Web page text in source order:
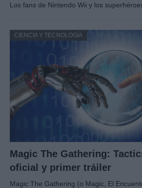
Los fans de Nintendo Wii y los
CIENCIA Y TECNOLOGÍA
Magic The Gathering:
oficial y primer tráiler
Magic The Gathering (o Magic, El